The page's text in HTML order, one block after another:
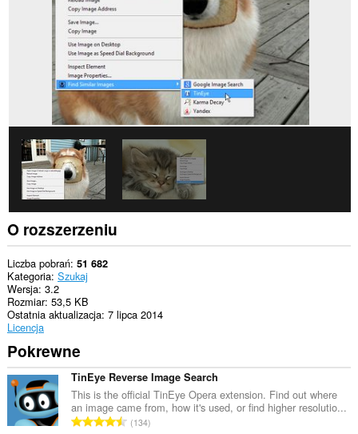
O rozszerzeniu
Liczba pobrań 51 682
Kategoria Szukaj
Wersja 3.2
Rozmiar 53,5 KB
Ostatnia aktualizacja 7 lipca 2014
Licencja
Pokrewne
TinEye Reverse Image Search
This is the official TinEye Opera extension. Find out where
an image came from, how it's used, or find higher resolutio...
C134